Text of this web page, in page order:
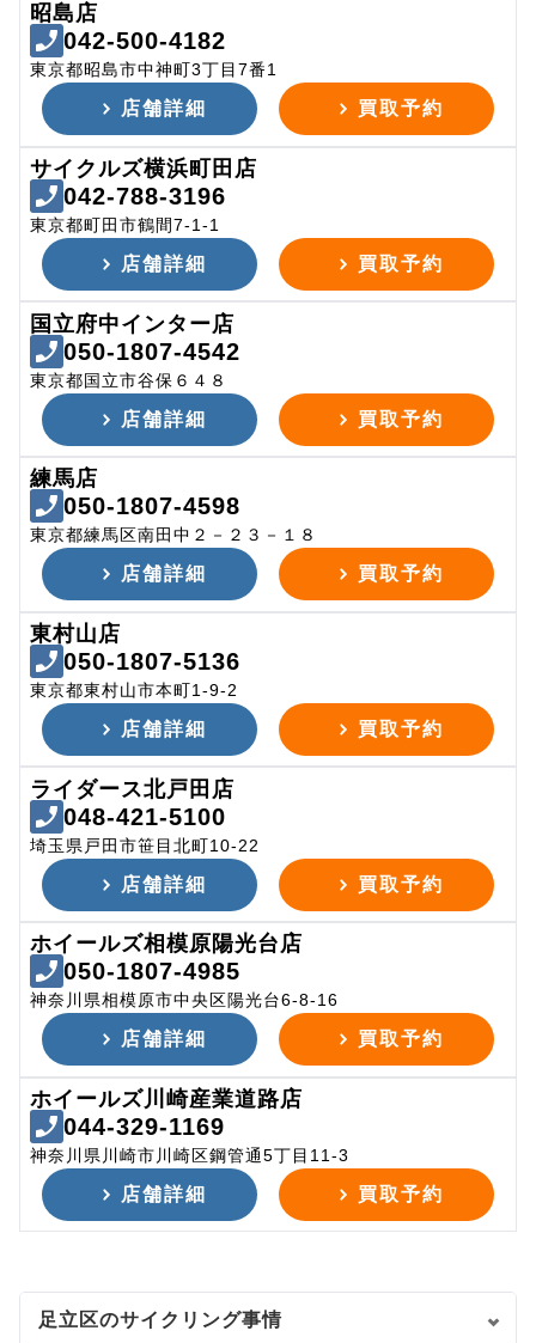
昭島店
042-500-4182
東京都昭島市中神町3丁目7番1
店舗詳細 買取予約
サイクルズ横浜町田店
042-788-3196
東京都町田市鶴間7-1-1
店舗詳細 買取予約
国立府中インター店
050-1807-4542
東京都国立市谷保６４８
店舗詳細 買取予約
練馬店
050-1807-4598
東京都練馬区南田中２－２３－１８
店舗詳細 買取予約
東村山店
050-1807-5136
東京都東村山市本町1-9-2
店舗詳細 買取予約
ライダース北戸田店
048-421-5100
埼玉県戸田市笹目北町10-22
店舗詳細 買取予約
ホイールズ相模原陽光台店
050-1807-4985
神奈川県相模原市中央区陽光台6-8-16
店舗詳細 買取予約
ホイールズ川崎産業道路店
044-329-1169
神奈川県川崎市川崎区鋼管通5丁目11-3
店舗詳細 買取予約
足立区のサイクリング事情